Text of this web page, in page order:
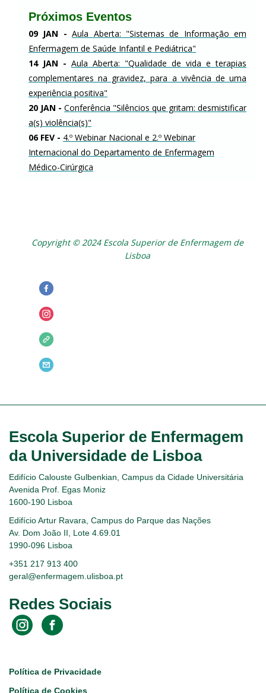
Próximos Eventos
09 JAN -Aula Aberta: "Sistemas de Informação em
Enfermagem de Saúde Infantil e Pediátrica"
14 JAN - Aula Aberta: "Qualidade de vida e terapias
complementares na gravidez, para a vivência de uma
experiência positiva"
20 JAN - Conferência "Silêncios que gritam: desmistificar
a(s) violência(s)"
06 FEV - 4.º Webinar Nacional e 2.º Webinar
Internacional do Departamento de Enfermagem
Médico-Cirúrgica
Copyright © 2024 Escola Superior de Enfermagem de
Lisboa
Escola Superior de Enfermagem
da Universidade de Lisboa
Edifício Calouste Gulbenkian, Campus da Cidade Universitária
Avenida Prof. Egas Moniz
1600-190 Lisboa
Edifício Artur Ravara, Campus do Parque das Nações
Av. Dom João II, Lote 4.69.01
1990-096 Lisboa
+351 217 913 400
geral@enfermagem.ulisboa.pt
Redes Sociais
Footer
Política de Privacidade
Política de Cookies